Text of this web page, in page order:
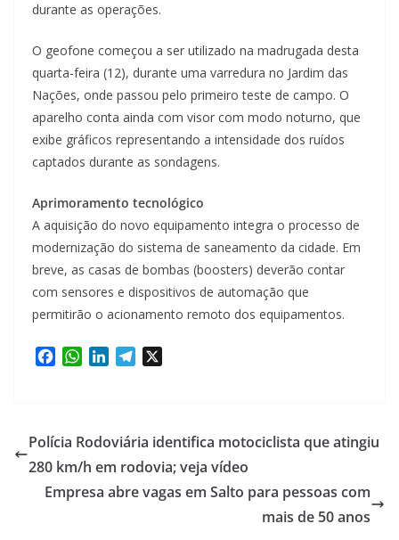
durante as operações.
O geofone começou a ser utilizado na madrugada desta
quarta-feira (12), durante uma varredura no Jardim das
Nações, onde passou pelo primeiro teste de campo. O
aparelho conta ainda com visor com modo noturno, que
exibe gráficos representando a intensidade dos ruídos
captados durante as sondagens.
Aprimoramento tecnológico
A aquisição do novo equipamento integra o processo de
modernização do sistema de saneamento da cidade. Em
breve, as casas de bombas (boosters) deverão contar
com sensores e dispositivos de automação que
permitirão o acionamento remoto dos equipamentos.
b
o
o
k
W
s
A
p
p
e
d
I
n
g
r
a
m
Polícia Rodoviária identifica motociclista que atingiu
280 km/h em rodovia; veja vídeo
Empresa abre vagas em Salto para pessoas com
mais de 50 anos